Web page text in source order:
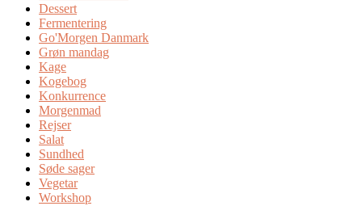
Dessert
Fermentering
Go'Morgen Danmark
Grøn mandag
Kage
Kogebog
Konkurrence
Morgenmad
Rejser
Salat
Sundhed
Søde sager
Vegetar
Workshop